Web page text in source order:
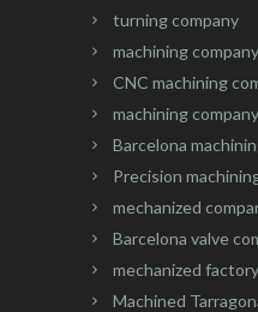
turning company
machining company
CNC machining
machining company
Barcelona
Precision
mechanized
Barcelona valve
mechanized
Machined